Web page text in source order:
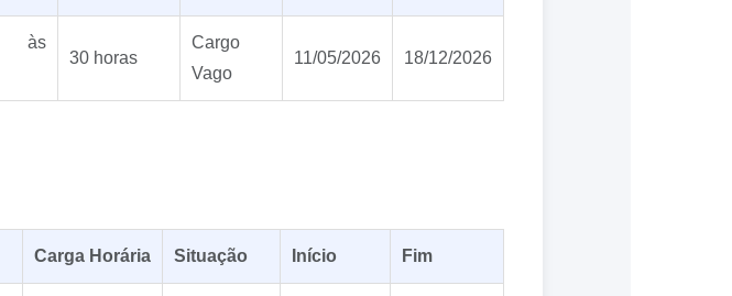
às
30 horas
Cargo
Vago
11/05/2026 18/12/2026
Carga Horária Situação Início Fim